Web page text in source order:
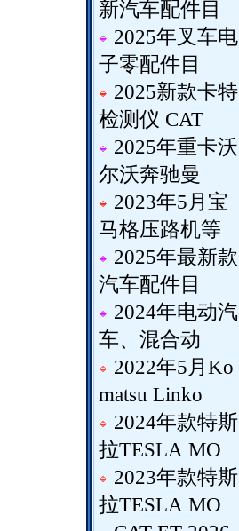
新汽车配件目
2025年叉车电
子零配件目
2025新款卡特
检测仪 CAT
2025年重卡沃
尔沃奔驰曼
2023年5月宝
马格压路机等
2025年最新款
汽车配件目
2024年电动汽
车、混合动
2022年5月Ko
matsu Linko
2024年款特斯
拉TESLA MO
2023年款特斯
拉TESLA MO